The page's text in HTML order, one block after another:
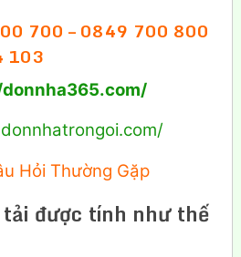
700 – 0849 700 800
103
Hỏi Thường Gặp
tải được tính như thế